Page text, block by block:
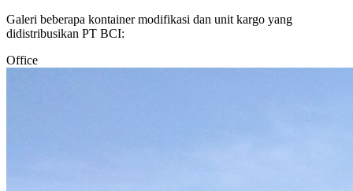
Galeri beberapa kontainer modifikasi dan unit kargo yang
didistribusikan PT BCI:
Office